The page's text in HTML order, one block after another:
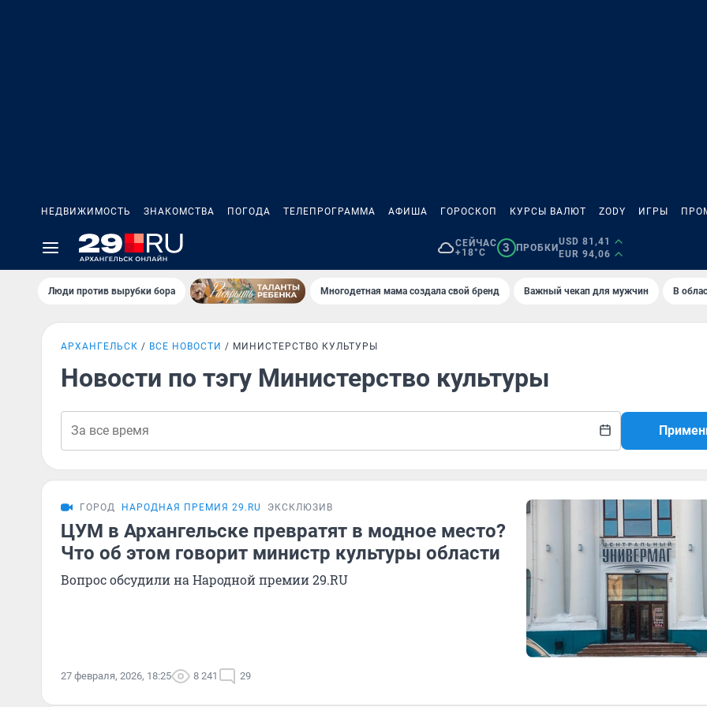
НЕДВИЖИМОСТЬ ЗНАКОМСТВА ПОГОДА ТЕЛЕПРОГРАММА АФИША ГОРОСКОП КУРСЫ ВАЛЮТ ZODY ИГРЫ
СЕЙЧАС
+18°C
3 ПРОБКИ
USD 81,41
EUR 94,06
Люди против вырубки бора Многодетная мама создала свой бренд Важный чекап для мужчин В
АРХАНГЕЛЬСК ВСЕ НОВОСТИ МИНИСТЕРСТВО КУЛЬТУРЫ
Новости по тэгу Министерство культуры
ГОРОД НАРОДНАЯ ПРЕМИЯ 29.RU ЭКСКЛЮЗИВ
ЦУМ в Архангельске превратят в модное место?
Что об этом говорит министр культуры области
Вопрос обсудили на Народной премии 29.RU
27 февраля, 2026, 18:25 8 241 29